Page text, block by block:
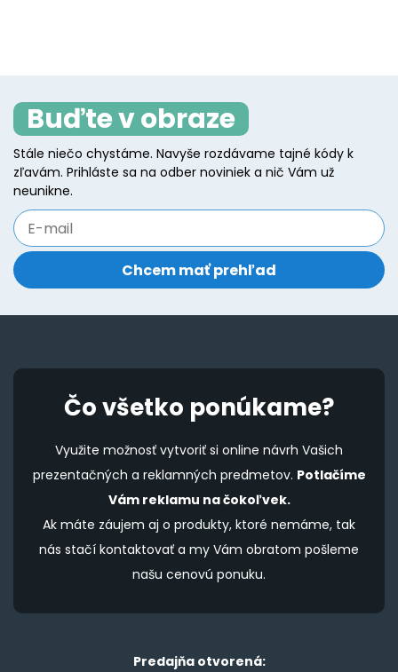
options
may
be
chosen
product
page
Buďte v obraze
Stále niečo chystáme. Navyše rozdávame tajné kódy k
zľavám. Prihláste sa na odber noviniek a nič Vám už
neunikne.
Čo všetko ponúkame?
Využite možnosť vytvoriť si online návrh Vašich
prezentačných a reklamných predmetov. Potlačíme
Vám reklamu na čokoľvek.
Ak máte záujem aj o produkty, ktoré nemáme, tak
nás stačí kontaktovať a my Vám obratom pošleme
našu cenovú ponuku.
Predajňa otvorená: